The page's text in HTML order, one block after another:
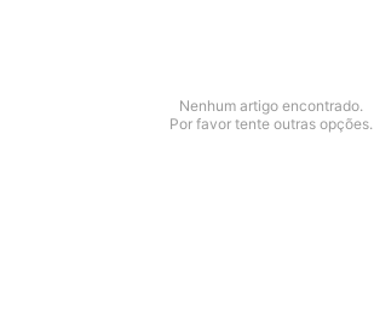
Nenhum artigo encontrado.
Por favor tente outras opções.